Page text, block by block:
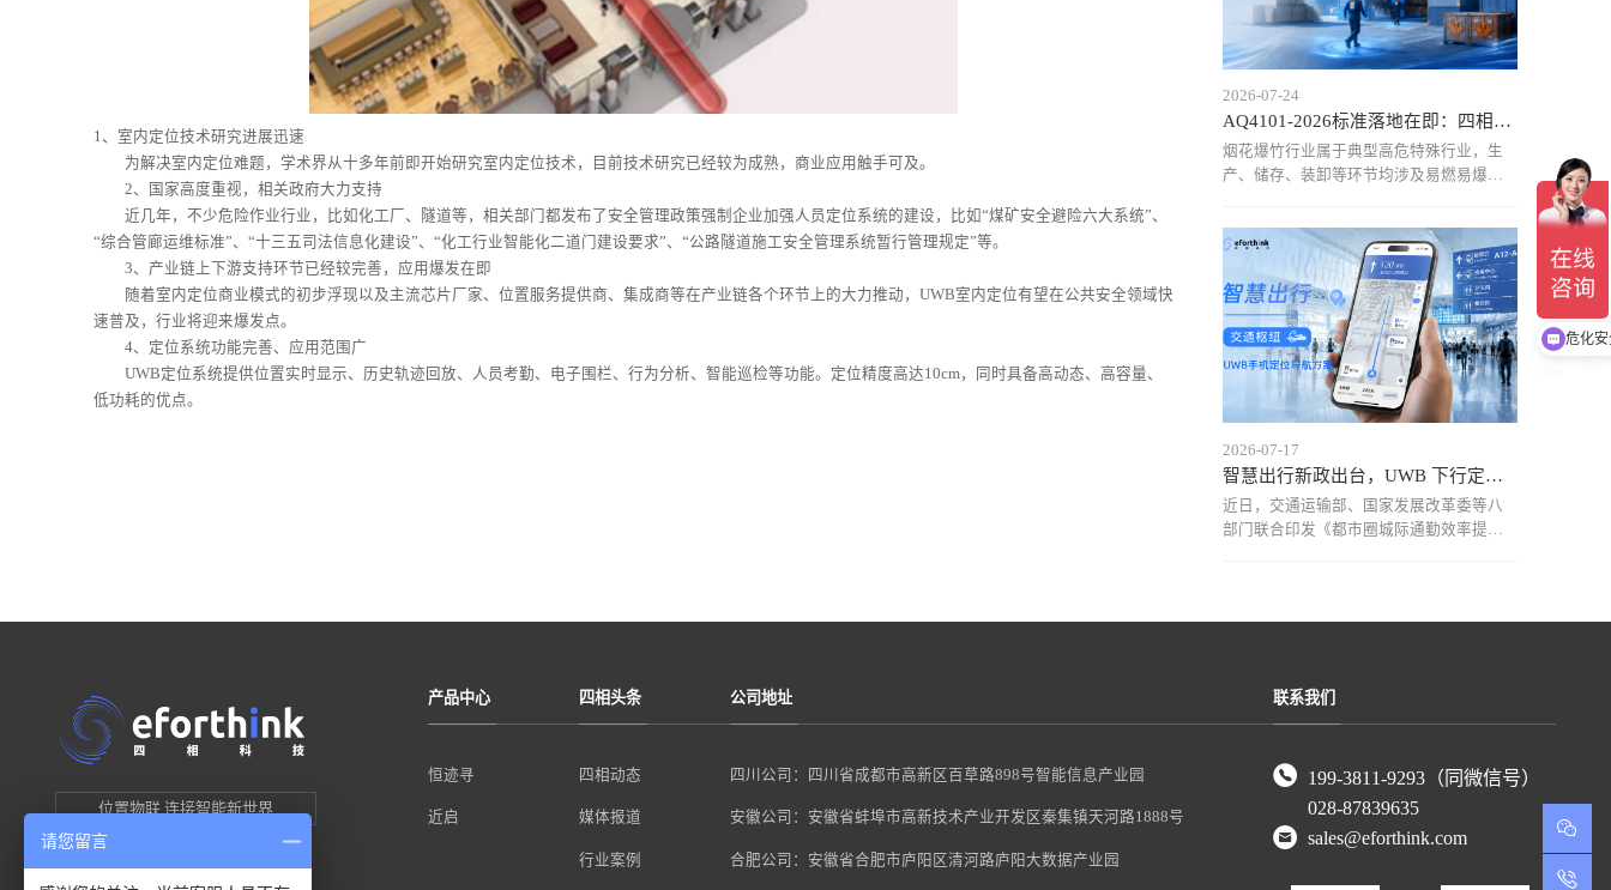
1、室内定位技术研究进展迅速
为解决室内定位难题，学术界从十多年前即开始研究室内定位技术，目前技术研究已经较为成熟，商业应用触手可及。
2、国家高度重视，相关政府大力支持
近几年，不少危险作业行业，比如化工厂、隧道等，相关部门都发布了安全管理政策强制企业加强人员定位系统的建设，比如“煤矿安全避险六大系统”、
“综合管廊运维标准”、“十三五司法信息化建设”、“化工行业智能化二道门建设要求”、“公路隧道施工安全管理系统暂行管理规定”等。
3、产业链上下游支持环节已经较完善，应用爆发在即
随着室内定位商业模式的初步浮现以及主流芯片厂家、位置服务提供商、集成商等在产业链各个环节上的大力推动，UWB室内定位有望在公共安全领域快
速普及，行业将迎来爆发点。
4、定位系统功能完善、应用范围广
UWB定位系统提供位置实时显示、历史轨迹回放、人员考勤、电子围栏、行为分析、智能巡检等功能。定位精度高达10cm，同时具备高动态、高容量、
低功耗的优点。
2026-07-24
AQ4101-2026标准落地在即：四相科技烟花爆竹仓库定位
烟花爆竹行业属于典型高危特殊行业，生
产、储存、装卸等环节均涉及易燃易爆物
满足当前安全监管需求。近年来，行业安
全事故仍时有发生，人员位置不可知、危
险区域管控不足、异常情况
2026-07-17
智慧出行新政出台，UWB 下行定位助力交通枢纽智能导航服务体
近日，交通运输部、国家发展改革委等八
部门联合印发《都市圈城际通勤效率提升
便捷性与智能化水平。在此政策推动下，
位置物联 连接智能新世界
产品中心
恒迹寻
近启
四相头条
四相动态
媒体报道
行业案例
公司地址
四川公司：四川省成都市高新区百草路898号智能信息产业园
安徽公司：安徽省蚌埠市高新技术产业开发区秦集镇天河路1888号
合肥公司：安徽省合肥市庐阳区清河路庐阳大数据产业园
联系我们
199-3811-9293（同微信号）
028-87839635
sales@eforthink.com
危化
请您留言